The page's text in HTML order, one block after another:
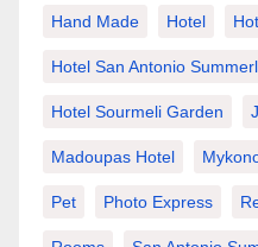
Hand Made Hotel
Hotel San Antonio
Hotel Sourmeli Garden
Madoupas Hotel
Pet Photo Express